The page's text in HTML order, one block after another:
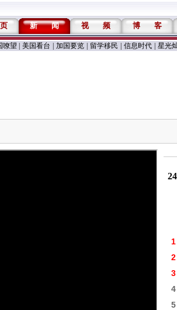
页 新 闻 视 频 博 客
嘹望 美国看台 加国要览 留学移民 信息时代 星光
1
2
3
4
5